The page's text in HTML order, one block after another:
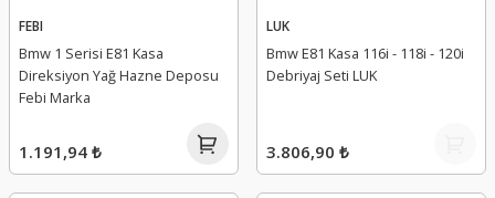
FEBI
Bmw 1 Serisi E81 Kasa
Direksiyon Yağ Hazne Deposu
Febi Marka
1.191,94 ₺
LUK
Bmw E81 Kasa 116i - 118i - 120i
Debriyaj Seti LUK
3.806,90 ₺